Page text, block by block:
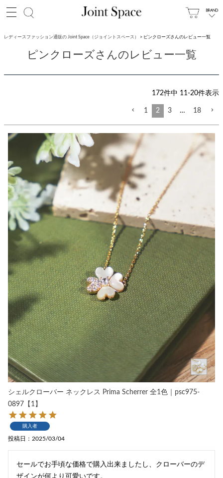
レディースファッション通販の Joint Space（ジョイントスペース） ピンクローズさんのレビュー一覧
ピンクローズさんのレビュー一覧
172件中 11-20件表示
1 2 3 … 18
シェルクローバー ネックレス Prima Scherrer 全1色｜psc975-
0897【1】
購入者
投稿日 2025/03/04
セールでお手頃な価格で購入出来ましたし、クローバーのデ
ザインが何より可愛いです。